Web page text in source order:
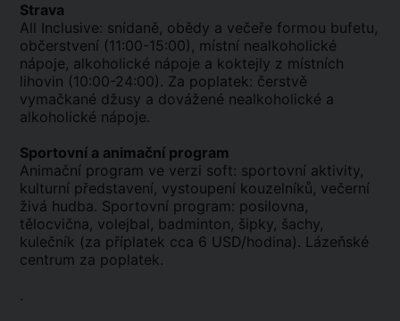
Strava
All Inclusive: snídaně, obědy a večeře formou bufetu,
občerstvení (11:00-15:00), místní nealkoholické
nápoje, alkoholické nápoje a koktejly z místních
lihovin (10:00-24:00). Za poplatek: čerstvě
vymačkané džusy a dovážené nealkoholické a
alkoholické nápoje.
Sportovní a animační program
Animační program ve verzi soft: sportovní aktivity,
kulturní představení, vystoupení kouzelníků, večerní
živá hudba. Sportovní program: posilovna,
tělocvična, volejbal, badminton, šipky, šachy,
kulečník (za příplatek cca 6 USD/hodina). Lázeňské
centrum za poplatek.
.